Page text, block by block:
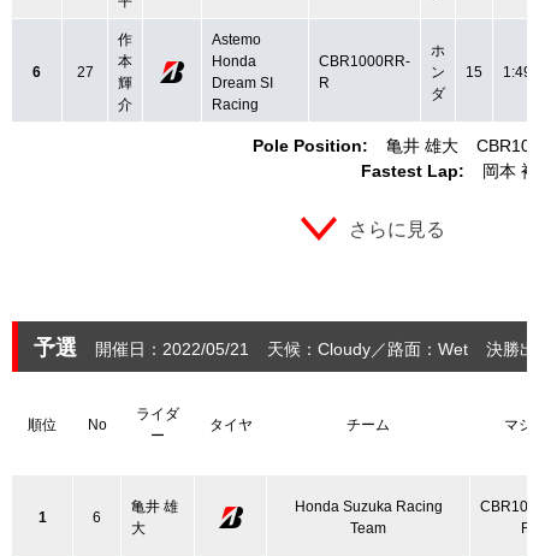
Pole Position: 亀井 雄大
Fastest Lap:
岡本
6 27
作
本
輝
介
Astemo
Honda
Dream SI
Racing
CBR1000RR-
R
ホ
ン
ダ
15
さらに見る
予選 開催日：2022/05/21 天候：Cloudy 路面：Wet 決勝
順位 No
ライダ
ー
タイヤ チーム マシ
1 6
亀井 雄
大
Honda Suzuka Racing
Team
R